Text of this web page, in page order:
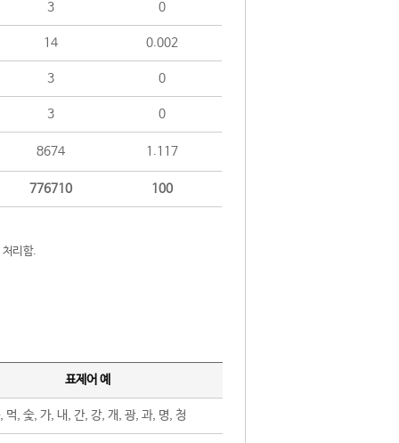
3 0
14 0.002
3 0
3 0
8674 1.117
776710 100
처리함.
표제어 예
먹, 숯, 가, 내, 간, 강, 개, 광, 과, 명, 청